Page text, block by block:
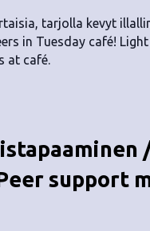
tarjolla kevyt
in Tuesday café!
at café.
support